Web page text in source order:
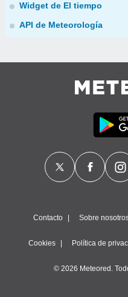
Widget de El tiempo
API de Meteorología
Contacto Sobre
Cookies Política de
© 2026 Meteored.